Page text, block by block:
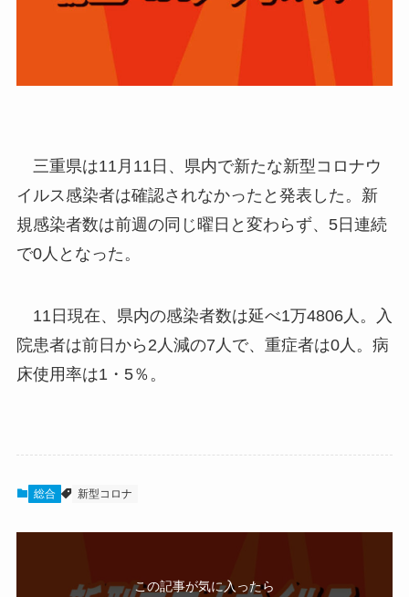
三重県は11月11日、県内で新たな新型コロナウ
イルス感染者は確認されなかったと発表した。新
規感染者数は前週の同じ曜日と変わらず、5日連続
で0人となった。
11日現在、県内の感染者数は延べ1万4806人。入
院患者は前日から2人減の7人で、重症者は0人。病
床使用率は1・5％。
総合 新型コロナ
この記事が気に入ったら